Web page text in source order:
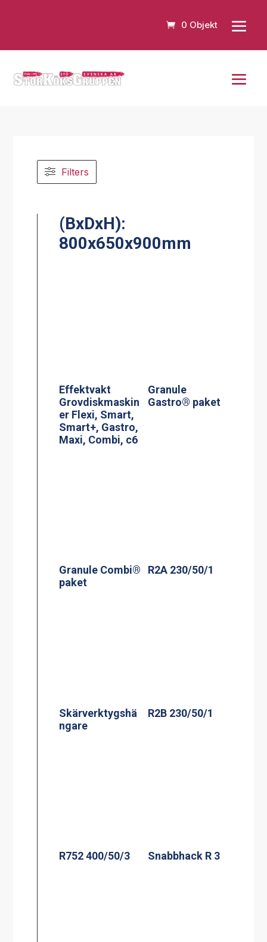
0 Objekt
Filters
(BxDxH):
800x650x900mm
Effektvakt
Grovdiskmaskin
er Flexi, Smart,
Smart+, Gastro,
Maxi, Combi, c6
Granule
Gastro® paket
Granule Combi®
paket
R2A 230/50/1
Skärverktygshä
ngare
R2B 230/50/1
R752 400/50/3 Snabbhack R 3